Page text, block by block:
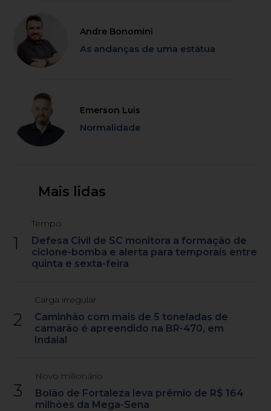
Andre Bonomini
As andanças de uma estátua
Emerson Luis
Normalidade
Mais lidas
1
Tempo
Defesa Civil de SC monitora a formação de
ciclone-bomba e alerta para temporais entre
quinta e sexta-feira
2
Carga irregular
Caminhão com mais de 5 toneladas de
camarão é apreendido na BR-470, em
Indaial
3
Novo milionário
Bolão de Fortaleza leva prêmio de R$ 164
milhões da Mega-Sena